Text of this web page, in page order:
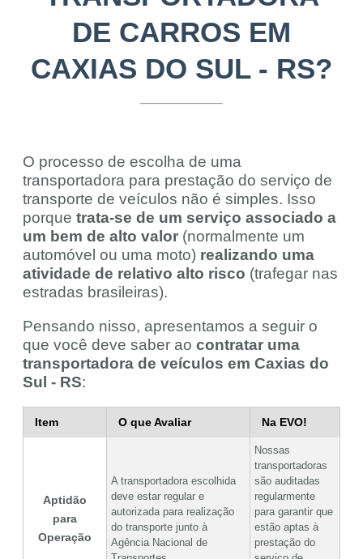
DE CARROS EM
CAXIAS DO SUL - RS?
O processo de escolha de uma
transportadora para prestação do serviço de
transporte de veículos não é simples. Isso
porque trata-se de um serviço associado a
um bem de alto valor (normalmente um
automóvel ou uma moto) realizando uma
atividade de relativo alto risco (trafegar nas
estradas brasileiras).
Pensando nisso, apresentamos a seguir o
que você deve saber ao contratar uma
transportadora de veículos em Caxias do
Sul - RS:
Item O que Avaliar Na EVO!
Aptidão
para
Operação
A transportadora escolhida
deve estar regular e
autorizada para realização
do transporte junto à
Agência Nacional de
Nossas
transportadoras
são auditadas
regularmente
para garantir que
estão aptas à
prestação do